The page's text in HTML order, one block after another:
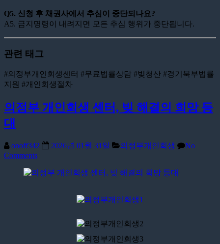
Q5. 신청 후 채권사에서 추심이 중단되나요?
A5. 금지명령이 내려지면 모든 추심 행위가 중단됩니다.
관련 태그
#의정부개인회생센터 #무료법률상담 #빚청산 #경기북부법률
지원 #개인회생절차
의정부 개인회생 센터, 빚 해결의 희망 등
대
onoff342 2026년 01월 31일 의정부개인회생
No
Comments